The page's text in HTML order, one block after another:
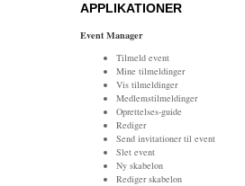
APPLIKATIONER
Event Manager
Tilmeld event
Mine tilmeldinger
Vis tilmeldinger
Medlemstilmeldinger
Oprettelses-guide
Rediger
Send invitationer til event
Slet event
Ny skabelon
Rediger skabelon